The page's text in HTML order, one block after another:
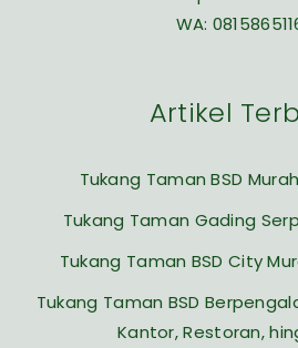
WA:
Artikel
Tukang Taman BSD
Tukang Taman Gading
Tukang Taman BSD City
Tukang Taman BSD
Kantor, Restoran,